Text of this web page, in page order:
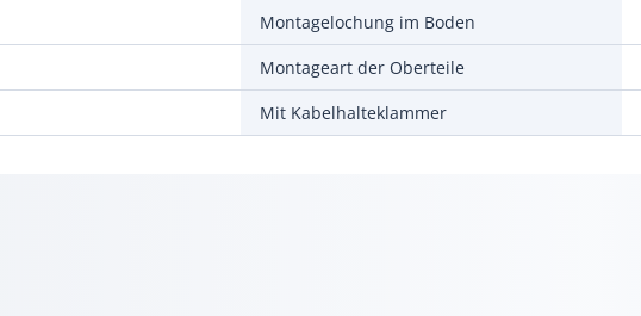
Montagelochung im Boden
Montageart der Oberteile
Mit Kabelhalteklammer